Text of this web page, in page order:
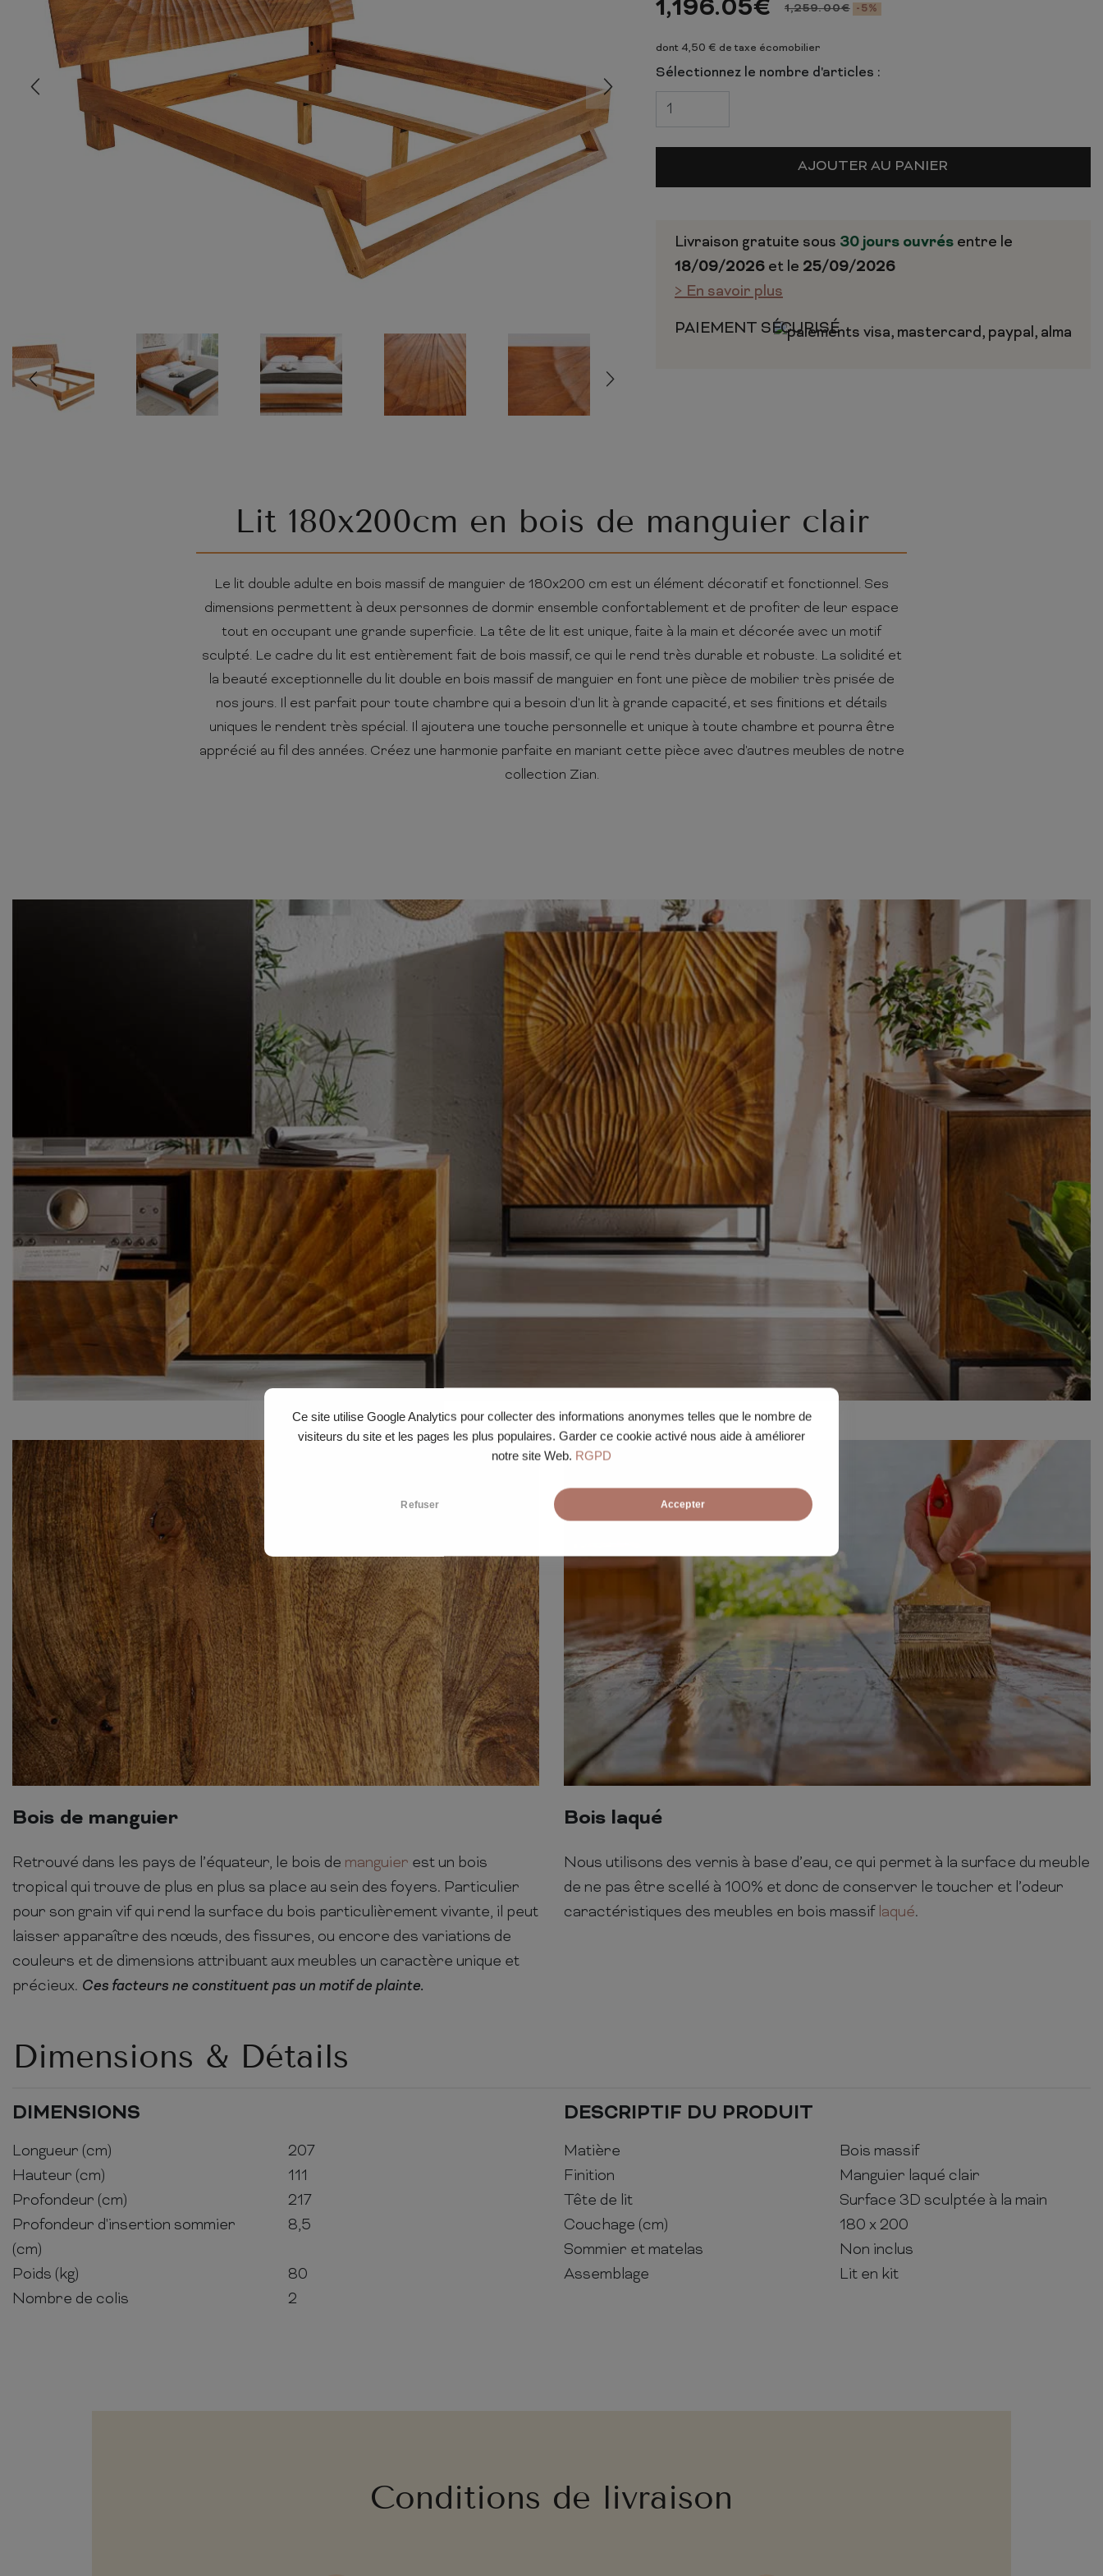
Ce site utilise Google Analytics pour collecter des informations anonymes telles que le nombre de
visiteurs du site et les pages les plus populaires. Garder ce cookie activé nous aide à améliorer
notre site Web. RGPD
Refuser Accepter
COMMODE ET CHIFFONNIERS
CHAMBRE COMPLÈTE
MEUBLE EN HÊTRE
1,259.00€ -5%
1,196.05€
dont 4,50 € de taxe écomobilier
Sélectionnez le nombre d'articles :
AJOUTER AU PANIER
Livraison gratuite sous 30 jours ouvrésentre le
18/09/2026et le 25/09/2026
> En savoir plus
PAIEMENT SÉCURISÉ
Lit 180x200cm en bois de manguier clair
Le lit double adulte en bois massif de manguier de 180x200 cm est un élément décoratif et fonctionnel. Ses
dimensions permettent à deux personnes de dormir ensemble confortablement et de profiter de leur espace
tout en occupant une grande superficie. La tête de lit est unique, faite à la main et décorée avec un motif
sculpté. Le cadre du lit est entièrement fait de bois massif, ce qui le rend très durable et robuste. La solidité et
la beauté exceptionnelle du lit double en bois massif de manguier en font une pièce de mobilier très prisée de
nos jours. Il est parfait pour toute chambre qui a besoin d'un lit à grande capacité, et ses finitions et détails
uniques le rendent très spécial. Il ajoutera une touche personnelle et unique à toute chambre et pourra être
apprécié au fil des années. Créez une harmonie parfaite en mariant cette pièce avec d'autres meubles de notre
collection Zian.
Bois de manguier
Retrouvé dans les pays de l’équateur, le bois de manguier est un bois
tropical qui trouve de plus en plus sa place au sein des foyers. Particulier
pour son grain vif qui rend la surface du bois particulièrement vivante, il peut
laisser apparaître des nœuds, des fissures, ou encore des variations de
couleurs et de dimensions attribuant aux meubles un caractère unique et
précieux. Ces facteurs ne constituent pas un motif de plainte.
Bois laqué
Nous utilisons des vernis à base d’eau, ce qui permet à la surface du meuble
de ne pas être scellé à 100% et donc de conserver le toucher et l’odeur
caractéristiques des meubles en bois massif laqué.
Dimensions & Détails
DIMENSIONS
Longueur (cm)
207
Hauteur (cm)
111
Profondeur (cm)
217
Profondeur d'insertion sommier
(cm)
8,5
Poids (kg)
80
Nombre de colis
2
DESCRIPTIF DU PRODUIT
Matière
Bois massif
Finition
Manguier laqué clair
Tête de lit
Surface 3D sculptée à la main
Couchage (cm)
180 x 200
Sommier et matelas
Non inclus
Assemblage
Lit en kit
Conditions de livraison